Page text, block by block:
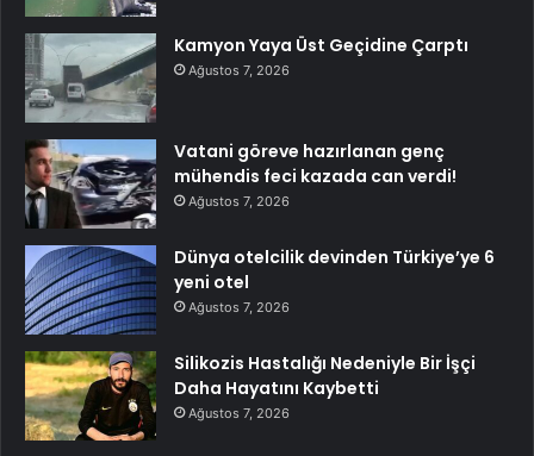
Kamyon Yaya Üst Geçidine Çarptı
Ağustos 7, 2026
Vatani göreve hazırlanan genç
mühendis feci kazada can verdi!
Ağustos 7, 2026
Dünya otelcilik devinden Türkiye’ye 6
yeni otel
Ağustos 7, 2026
Silikozis Hastalığı Nedeniyle Bir İşçi
Daha Hayatını Kaybetti
Ağustos 7, 2026